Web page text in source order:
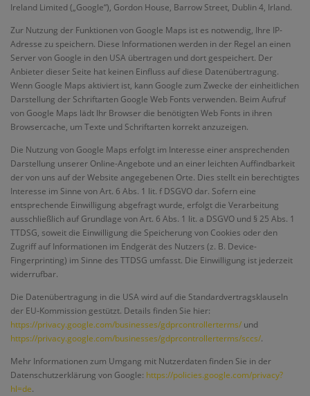
Ireland Limited („Google“), Gordon House, Barrow Street, Dublin 4, Irland.
Zur Nutzung der Funktionen von Google Maps ist es notwendig, Ihre IP-
Adresse zu speichern. Diese Informationen werden in der Regel an einen
Server von Google in den USA übertragen und dort gespeichert. Der
Anbieter dieser Seite hat keinen Einfluss auf diese Datenübertragung.
Wenn Google Maps aktiviert ist, kann Google zum Zwecke der einheitlichen
Darstellung der Schriftarten Google Web Fonts verwenden. Beim Aufruf
von Google Maps lädt Ihr Browser die benötigten Web Fonts in ihren
Browsercache, um Texte und Schriftarten korrekt anzuzeigen.
Die Nutzung von Google Maps erfolgt im Interesse einer ansprechenden
Darstellung unserer Online-Angebote und an einer leichten Auffindbarkeit
der von uns auf der Website angegebenen Orte. Dies stellt ein berechtigtes
Interesse im Sinne von Art. 6 Abs. 1 lit. f DSGVO dar. Sofern eine
entsprechende Einwilligung abgefragt wurde, erfolgt die Verarbeitung
ausschließlich auf Grundlage von Art. 6 Abs. 1 lit. a DSGVO und § 25 Abs. 1
TTDSG, soweit die Einwilligung die Speicherung von Cookies oder den
Zugriff auf Informationen im Endgerät des Nutzers (z. B. Device-
Fingerprinting) im Sinne des TTDSG umfasst. Die Einwilligung ist jederzeit
widerrufbar.
Die Datenübertragung in die USA wird auf die Standardvertragsklauseln
der EU-Kommission gestützt. Details finden Sie hier:
https://privacy.google.com/businesses/gdprcontrollerterms/ und
https://privacy.google.com/businesses/gdprcontrollerterms/sccs/.
Mehr Informationen zum Umgang mit Nutzerdaten finden Sie in der
Datenschutzerklärung von Google: https://policies.google.com/privacy?
hl=de.